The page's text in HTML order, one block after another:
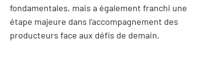
fondamentales, mais a également franchi une
étape majeure dans l’accompagnement des
producteurs face aux défis de demain.